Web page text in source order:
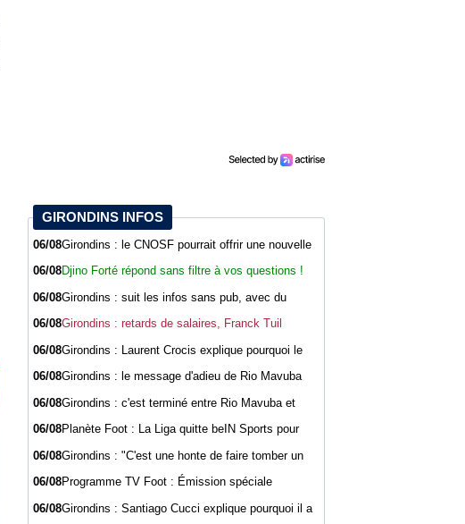
GIRONDINS INFOS
06/08Girondins : le CNOSF pourrait offrir une nouvelle
06/08Djino Forté répond sans filtre à vos questions !
06/08Girondins : suit les infos sans pub, avec du
06/08Girondins : retards de salaires, Franck Tuil
06/08Girondins : Laurent Crocis explique pourquoi le
06/08Girondins : le message d'adieu de Rio Mavuba
06/08Girondins : c'est terminé entre Rio Mavuba et
06/08Planète Foot : La Liga quitte beIN Sports pour
06/08Girondins : "C'est une honte de faire tomber un
club comme Bordeaux", Jean-Marc Ferreri
dénonce la gestion du club
06/08Programme TV Foot : Émission spéciale
06/08Girondins : Santiago Cucci explique pourquoi il a